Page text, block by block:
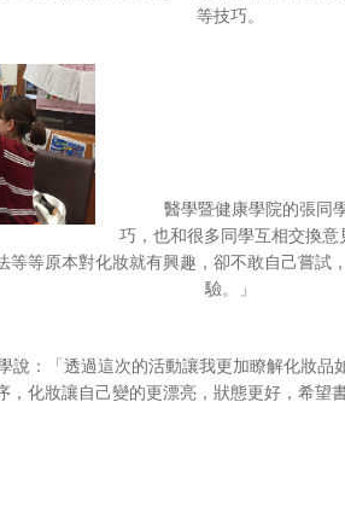
等技巧。
醫學暨健康學院的張同
巧，也和很多同學互相交換
等等原本對化妝就有興趣，卻不敢自己嘗試
驗。」
說：「透過這次的活動讓我更加瞭解化妝品
，化妝讓自己變的更漂亮，狀態更好，希望